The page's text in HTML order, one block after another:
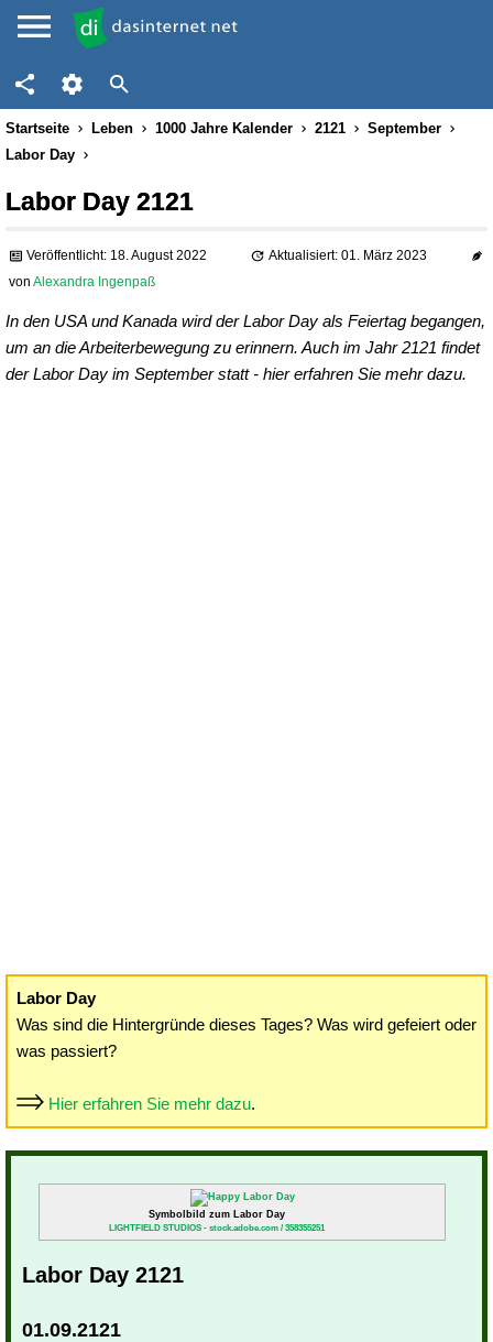
Startseite Leben 1000 Jahre Kalender 2121
September
Labor Day
Labor Day 2121
Veröffentlicht: 18. August 2022
Aktualisiert: 01. März 2023
von Alexandra Ingenpaß
In den USA und Kanada wird der Labor Day als Feiertag begangen,
um an die Arbeiterbewegung zu erinnern. Auch im Jahr 2121 findet
der Labor Day im September statt - hier erfahren Sie mehr dazu.
Labor Day
Was sind die Hintergründe dieses Tages? Was wird gefeiert oder
was passiert?
Hier erfahren Sie mehr dazu.
Symbolbild zum Labor Day
LIGHTFIELD STUDIOS - stock.adobe.com / 358355251
Labor Day 2121
01.09.2121